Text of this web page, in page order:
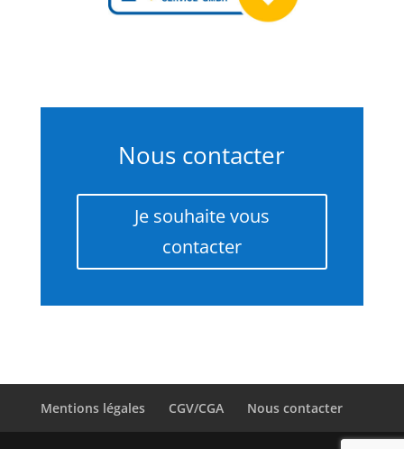
Nous contacter
Je souhaite vous
contacter
Mentions légales CGV/CGA Nous contacter